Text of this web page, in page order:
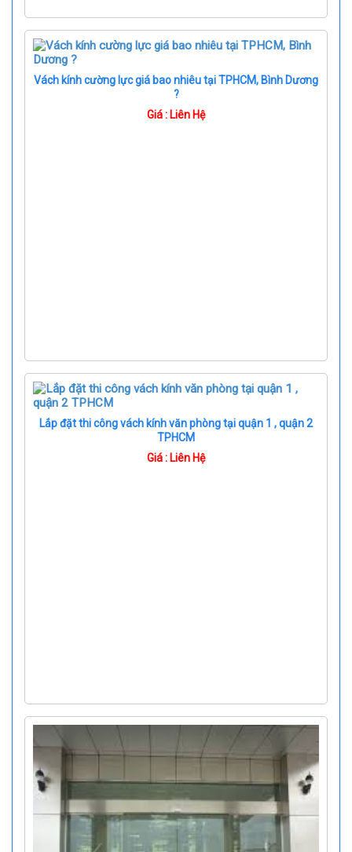
Vách kính cường lực giá bao nhiêu tại TPHCM, Bình Dương
?
Giá : Liên Hệ
Lắp đặt thi công vách kính văn phòng tại quận 1 , quận 2
TPHCM
Giá : Liên Hệ